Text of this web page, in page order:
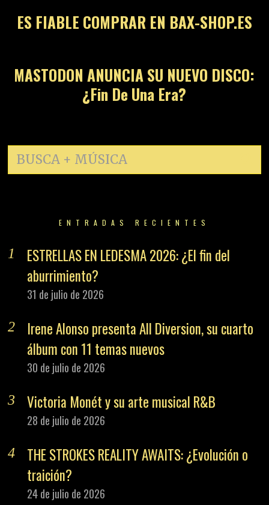
ES FIABLE COMPRAR EN BAX-SHOP.ES
14
MASTODON ANUNCIA SU NUEVO DISCO:
¿Fin De Una Era?
ENTRADAS RECIENTES
ESTRELLAS EN LEDESMA 2026: ¿El fin del
aburrimiento?
31 de julio de 2026
Irene Alonso presenta All Diversion, su cuarto
álbum con 11 temas nuevos
30 de julio de 2026
Victoria Monét y su arte musical R&B
28 de julio de 2026
THE STROKES REALITY AWAITS: ¿Evolución o
traición?
24 de julio de 2026